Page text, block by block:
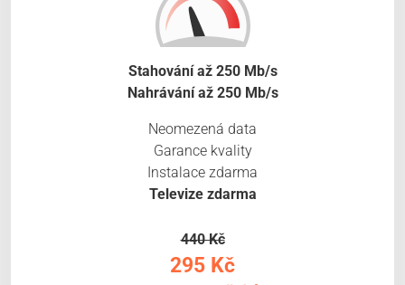
Stahování až 250 Mb/s
Nahrávání až 250 Mb/s
Neomezená data
Garance kvality
Instalace zdarma
Televize zdarma
440 Kč
295 Kč